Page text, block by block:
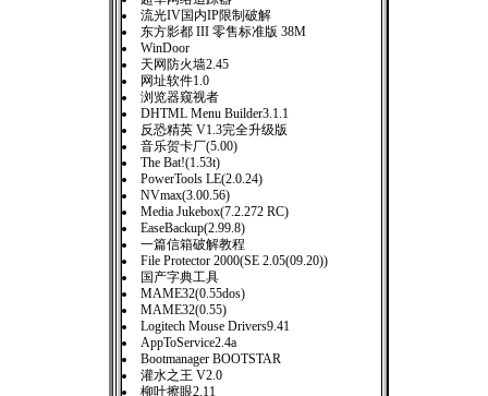
流光IV国内IP限制破解
东方影都 III 零售标准版 38M
WinDoor
天网防火墙2.45
网址软件1.0
浏览器窥视者
DHTML Menu Builder3.1.1
反恐精英 V1.3完全升级版
音乐贺卡厂(5.00)
The Bat!(1.53t)
PowerTools LE(2.0.24)
NVmax(3.00.56)
Media Jukebox(7.2.272 RC)
EaseBackup(2.99.8)
一篇信箱破解教程
File Protector 2000(SE 2.05(09.20))
国产字典工具
MAME32(0.55dos)
MAME32(0.55)
Logitech Mouse Drivers9.41
AppToService2.4a
Bootmanager BOOTSTAR
灌水之王 V2.0
柳叶擦眼2.11